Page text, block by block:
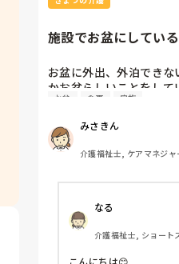
施設でお盆にしている
お盆に外出、外泊でき
かお盆らしいことをし
きな施設では実際に住
は、食事内容が変わる、
た。お盆まであと少しで
ばぜひシェアよろしくお
お盆 食事 家族
みさきん
介護福祉士, ケアマネジ
なる
介護福祉士, ショート
こんにちは😊